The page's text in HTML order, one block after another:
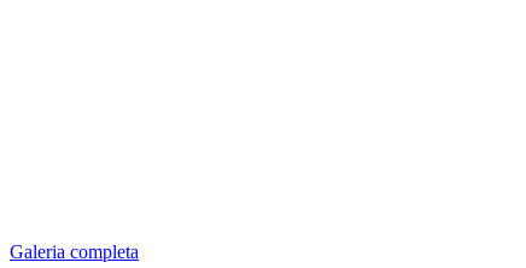
Galeria completa